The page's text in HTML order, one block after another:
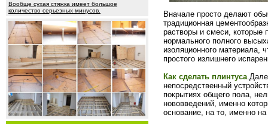
Вообще сухая стяжка имеет большое
количество серьезных минусов.
Вначале просто делают
традиционная
растворы и смеси, которые
нормального полного
изоляционного материала,
простого излишнего
Как сделать плинтуса
непосредственный
покрытиях общего пола,
нововведений, именно
основание, на то, именно